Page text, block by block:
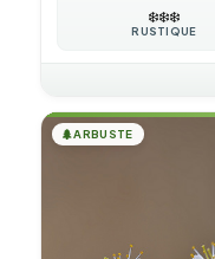
❄️❄️❄️
RUSTIQUE
🌲ARBUSTE